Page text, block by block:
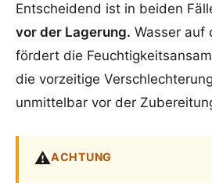
Entscheidend ist in beiden
vor der Lagerung. Wasser auf
fördert die
die vorzeitige
unmittelbar vor der
⚠️ACHTUNG